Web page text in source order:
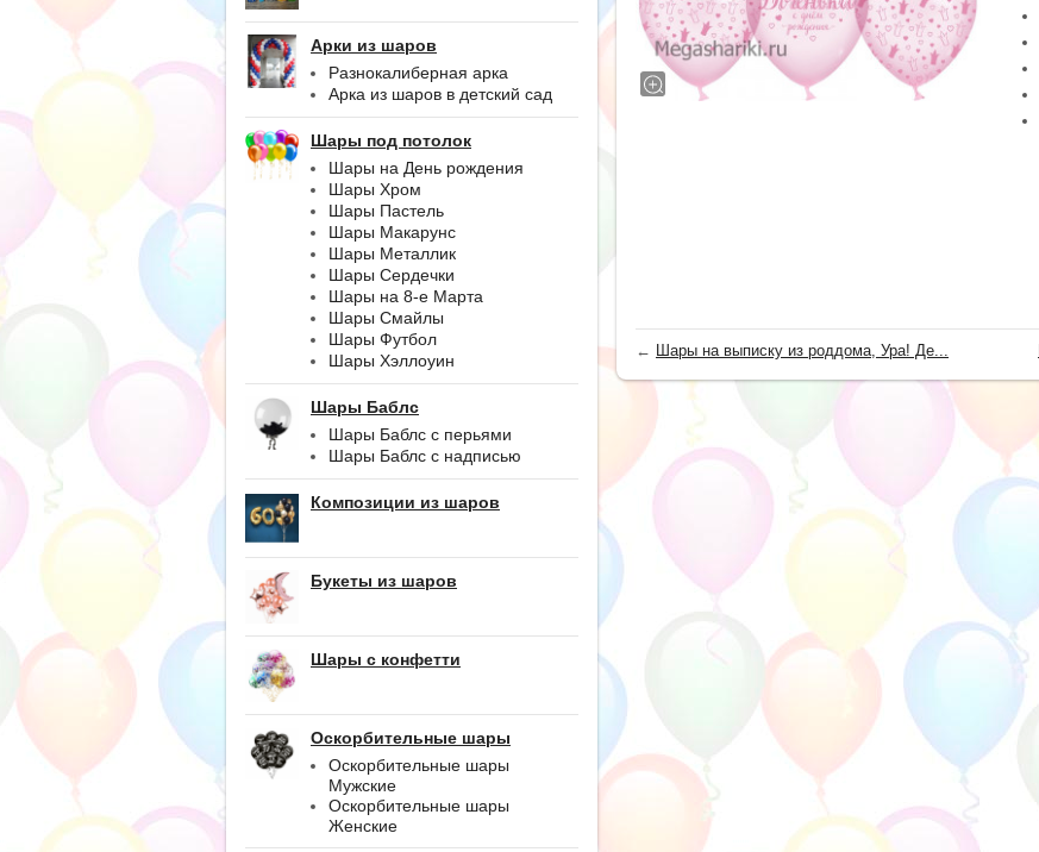
Арки из шаров
Разнокалиберная арка
Арка из шаров в детский сад
Шары под потолок
Шары на День рождения
Шары Хром
Шары Пастель
Шары Макарунс
Шары Металлик
Шары Сердечки
Шары на 8-е Марта
Шары Смайлы
Шары Футбол
Шары Хэллоуин
Шары Баблс
Шары Баблс с перьями
Шары Баблс с надписью
Композиции из шаров
Букеты из шаров
Шары с конфетти
Оскорбительные шары
Оскорбительные шары
Мужские
Оскорбительные шары
Женские
← Шары на выписку из роддома, Ура! Де...